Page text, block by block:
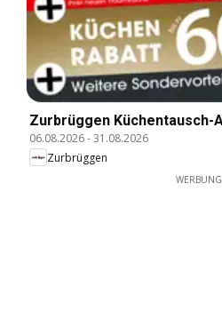
Zurbrüggen Küchentausch-
06.08.2026-31.08.2026
Zurbrüggen
WERBUNG